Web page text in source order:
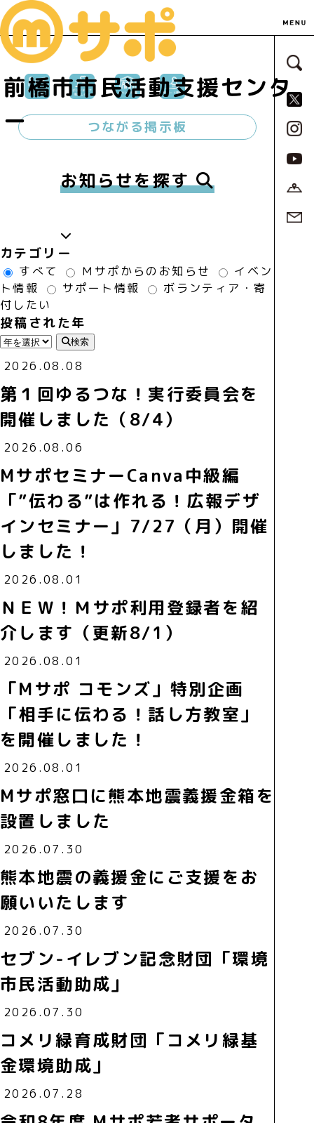
前橋市市民活動支援センタ
ー
サ
つながる掲示板
お知らせを探す
カテゴリー
すべて Ｍサポからのお知らせ
イベン
ト情報
サポート情報
ボランティア・寄
付したい
投稿された年
検索
2026.08.08
第１回ゆるつな！実行委員会を
開催しました（8/4）
2026.08.06
MサポセミナーCanva中級編
「”伝わる”は作れる！広報デザ
インセミナー」7/27（月）開催
しました！
2026.08.01
ＮＥＷ！Ｍサポ利用登録者を紹
介します（更新8/1）
2026.08.01
「Mサポ コモンズ」特別企画
「相手に伝わる！話し方教室」
を開催しました！
2026.08.01
Mサポ窓口に熊本地震義援金箱を
設置しました
2026.07.30
熊本地震の義援金にご支援をお
願いいたします
2026.07.30
セブン-イレブン記念財団「環境
市民活動助成」
2026.07.30
コメリ緑育成財団「コメリ緑基
金環境助成」
2026.07.28